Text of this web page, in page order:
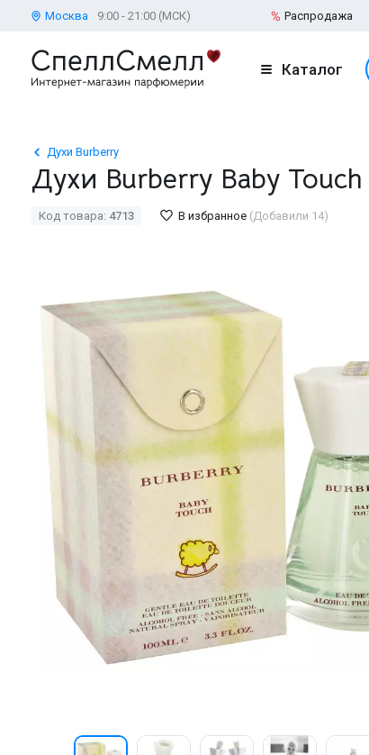
Москва 9:00 - 21:00 (МСК) Распродажа
Каталог
Духи Burberry
Духи Burberry Baby Touch
Код товара: 4713 В избранное (Добавили 14)